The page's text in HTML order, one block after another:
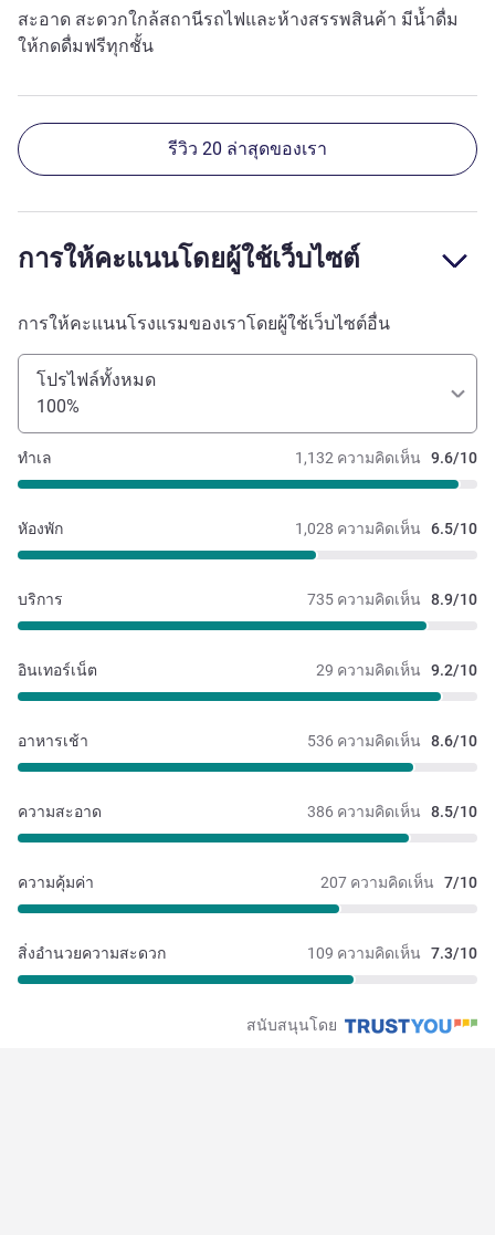
สะอาด สะดวกใกล้สถานีรถไฟและห้างสรรพสินค้า มีน้ำดื่ม
ให้กดดื่มฟรีทุกชั้น
รีวิว 20 ล่าสุดของเรา
การให้คะแนนโดยผู้ใช้เว็บไซต์
การให้คะแนนโรงแรมของเราโดยผู้ใช้เว็บไซต์อื่น
โปรไฟล์ทั้งหมด
100%
1,132 ความคิดเห็น 9.6/10
ทำเล
1,028 ความคิดเห็น 6.5/10
หัองพัก
735 ความคิดเห็น 8.9/10
บริการ
29 ความคิดเห็น 9.2/10
อินเทอร์เน็ต
536 ความคิดเห็น 8.6/10
อาหารเช้า
386 ความคิดเห็น 8.5/10
ความสะอาด
207 ความคิดเห็น 7/10
ความคุ้มค่า
109 ความคิดเห็น 7.3/10
สิ่งอำนวยความสะดวก
สนับสนุนโดย